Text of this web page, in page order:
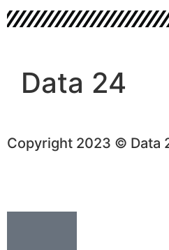
Data 24
Copyright 2023 © Data